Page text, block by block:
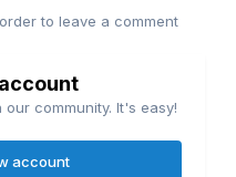
to leave a comment
community. It's easy!
account